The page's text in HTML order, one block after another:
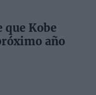
que Kobe
año